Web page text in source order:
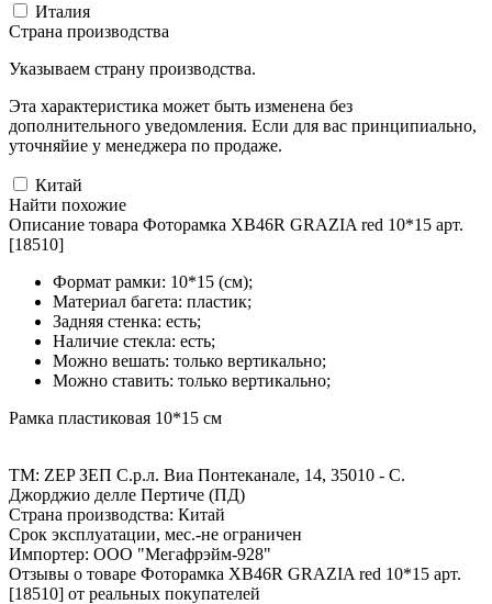
Италия
Страна производства
Указываем страну производства.
Эта характеристика может быть изменена без
дополнительного уведомления. Если для вас принципиально,
уточняйие у менеджера по продаже.
Китай
Найти похожие
Описание товара Фоторамка XB46R GRAZIA red 10*15 арт.
[18510]
Формат рамки: 10*15 (см);
Материал багета: пластик;
Задняя стенка: есть;
Наличие стекла: есть;
Можно вешать: только вертикально;
Можно ставить: только вертикально;
Рамка пластиковая 10*15 см
ТМ: ZEP ЗЕП С.р.л. Виа Понтеканале, 14, 35010 - С.
Джорджио делле Пертиче (ПД)
Страна производства: Китай
Срок эксплуатации, мес.-не ограничен
Импортер: ООО "Мегафрэйм-928"
Отзывы о товаре Фоторамка XB46R GRAZIA red 10*15 арт.
[18510] от реальных покупателей